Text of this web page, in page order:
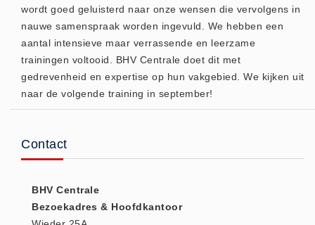
(20)
AED apparaten (11)
Actie (5)
AED
AED elektroden (18)
wordt goed geluisterd naar onze wensen die vervolgens in
nauwe samenspraak worden ingevuld. We hebben een
aantal intensieve maar verrassende en leerzame
trainingen voltooid. BHV Centrale doet dit met
gedrevenheid en expertise op hun vakgebied. We kijken uit
naar de volgende training in september!
Contact
BHV Centrale
Bezoekadres & Hoofdkantoor